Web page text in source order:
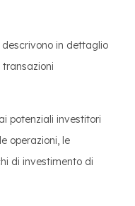
in dettaglio
transazioni
potenziali investitori
operazioni, le
di investimento di